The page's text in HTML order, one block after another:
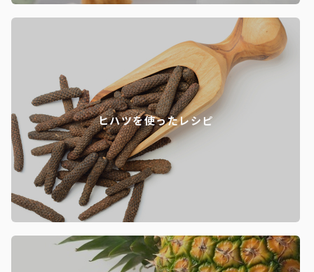
ヒハツを使ったレシピ